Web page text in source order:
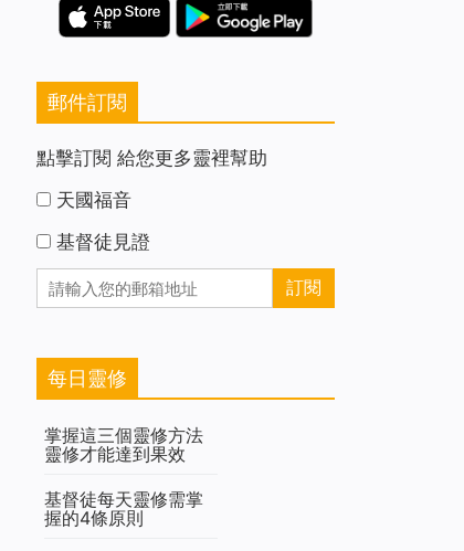
郵件訂閱
點擊訂閱 給您更多靈裡幫助
天國福音
基督徒見證
每日靈修
掌握這三個靈修方法
靈修才能達到果效
基督徒每天靈修需掌
握的4條原則